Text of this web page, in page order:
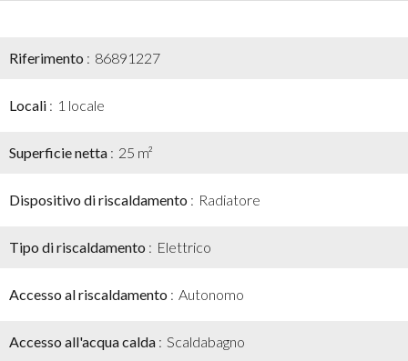
Riferimento 86891227
Locali 1 locale
Superficie netta 25 m²
Dispositivo di riscaldamento Radiatore
Tipo di riscaldamento Elettrico
Accesso al riscaldamento Autonomo
Accesso all'acqua calda Scaldabagno